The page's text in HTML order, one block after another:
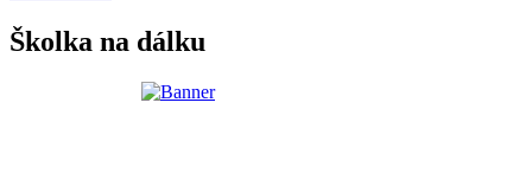
Školka na dálku